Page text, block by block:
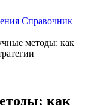
Справочник
методы: как
как